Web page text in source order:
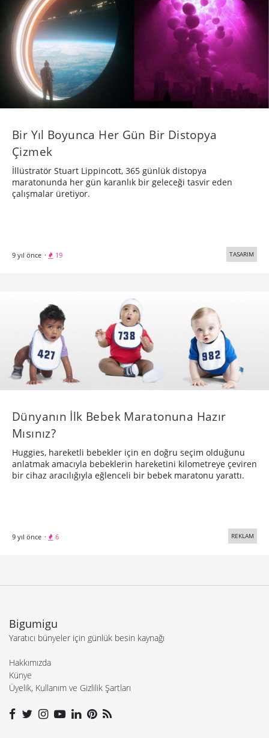
Bir Yıl Boyunca Her Gün Bir Distopya
Çizmek
İllüstratör Stuart Lippincott, 365 günlük distopya
maratonunda her gün karanlık bir geleceği tasvir eden
çalışmalar üretiyor.
9 yıl önce · 19 TASARIM
Dünyanın İlk Bebek Maratonuna Hazır
Mısınız?
Huggies, hareketli bebekler için en doğru seçim olduğunu
anlatmak amacıyla bebeklerin hareketini kilometreye çeviren
bir cihaz aracılığıyla eğlenceli bir bebek maratonu yarattı.
9 yıl önce · 6 REKLAM
Bigumigu
Yaratıcı bünyeler için günlük besin kaynağı
Hakkımızda
Künye
Üyelik, Kullanım ve Gizlilik Şartları